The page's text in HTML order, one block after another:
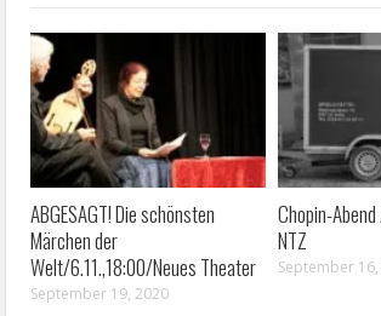
ABGESAGT! Die schönsten
Märchen der
Welt/6.11.,18:00/Neues Theater
September 19, 2020
Chopin-
NTZ
September